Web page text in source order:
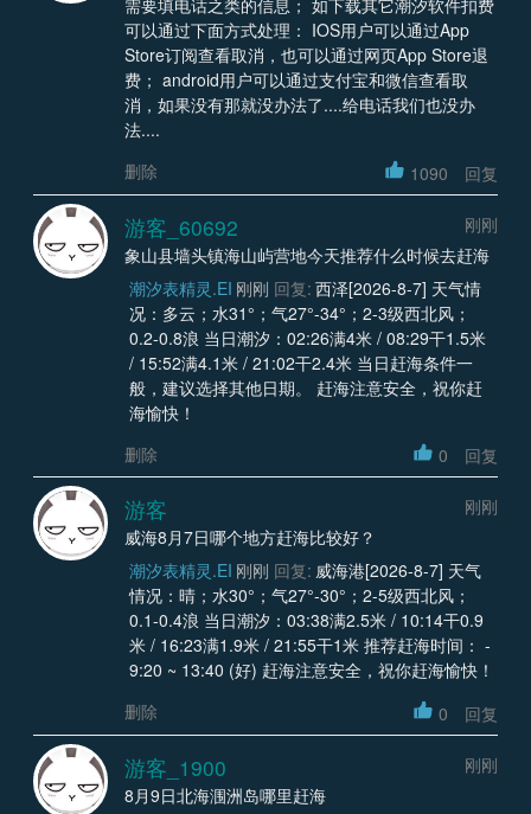
需要填电话之类的信息； 如下载其它潮汐软件扣费
可以通过下面方式处理： IOS用户可以通过App
Store订阅查看取消，也可以通过网页App Store退
费； android用户可以通过支付宝和微信查看取
消，如果没有那就没办法了....给电话我们也没办
法....
删除
1090 回复
游客_60692
刚刚
象山县墙头镇海山屿营地今天推荐什么时候去赶海
潮汐表精灵.EI 刚刚 回复: 西泽[2026-8-7] 天气情
况：多云；水31°；气27°-34°；2-3级西北风；
0.2-0.8浪 当日潮汐：02:26满4米 / 08:29干1.5米
/ 15:52满4.1米 / 21:02干2.4米 当日赶海条件一
般，建议选择其他日期。 赶海注意安全，祝你赶
海愉快！
删除
0 回复
游客
刚刚
威海8月7日哪个地方赶海比较好？
潮汐表精灵.EI 刚刚 回复: 威海港[2026-8-7] 天气
情况：晴；水30°；气27°-30°；2-5级西北风；
0.1-0.4浪 当日潮汐：03:38满2.5米 / 10:14干0.9
米 / 16:23满1.9米 / 21:55干1米 推荐赶海时间： -
9:20 ~ 13:40 (好) 赶海注意安全，祝你赶海愉快！
删除
0 回复
游客_1900
刚刚
8月9日北海涠洲岛哪里赶海